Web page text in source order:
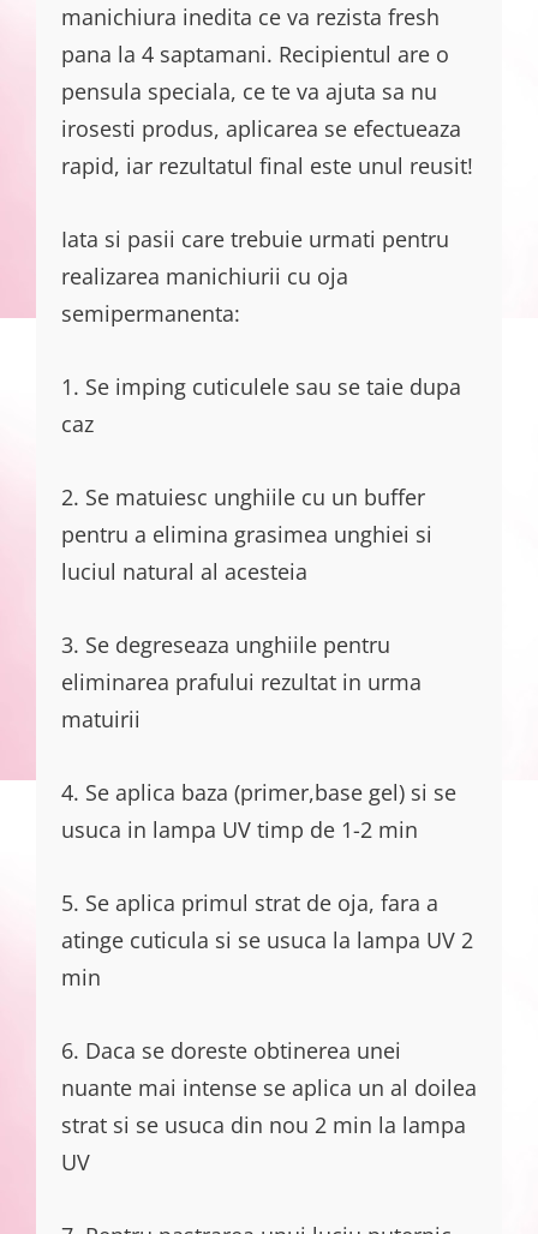
manichiura inedita ce va rezista fresh
pana la 4 saptamani. Recipientul are o
pensula speciala, ce te va ajuta sa nu
irosesti produs, aplicarea se efectueaza
rapid, iar rezultatul final este unul reusit!
Iata si pasii care trebuie urmati pentru
realizarea manichiurii cu oja
semipermanenta:
1. Se imping cuticulele sau se taie dupa
caz
2. Se matuiesc unghiile cu un buffer
pentru a elimina grasimea unghiei si
luciul natural al acesteia
3. Se degreseaza unghiile pentru
eliminarea prafului rezultat in urma
matuirii
4. Se aplica baza (primer,base gel) si se
usuca in lampa UV timp de 1-2 min
5. Se aplica primul strat de oja, fara a
atinge cuticula si se usuca la lampa UV 2
min
6. Daca se doreste obtinerea unei
nuante mai intense se aplica un al doilea
strat si se usuca din nou 2 min la lampa
UV